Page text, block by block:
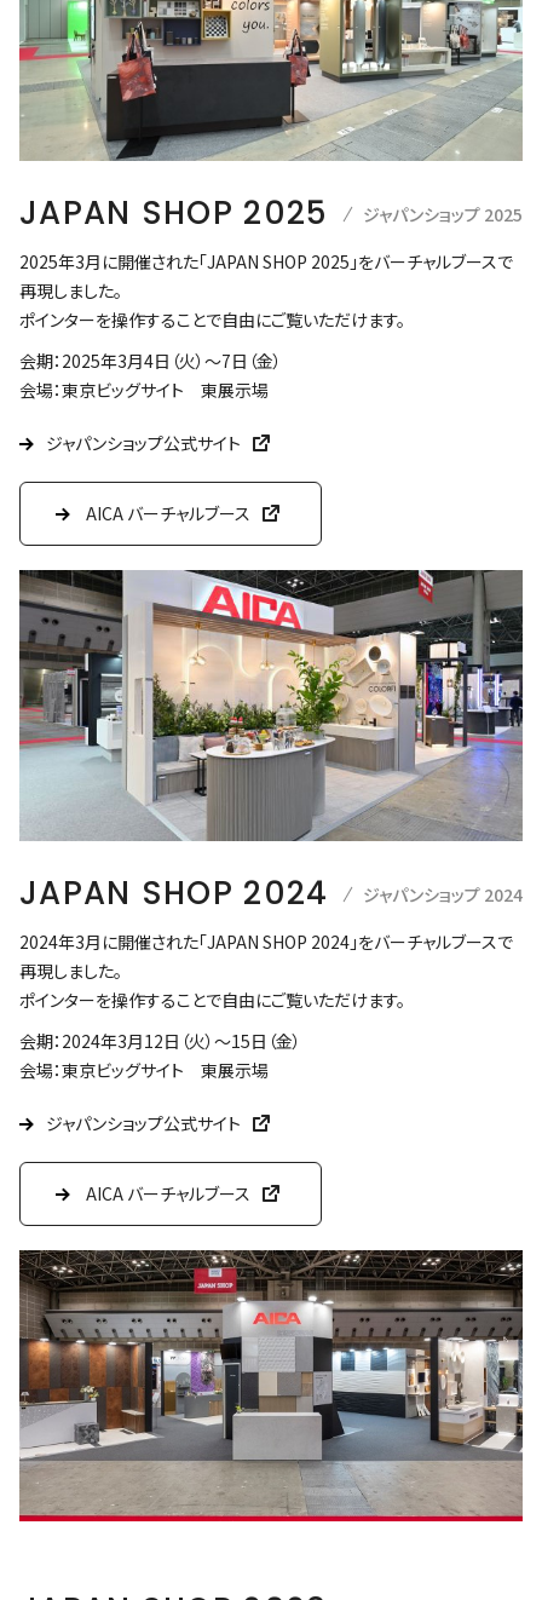
JAPAN SHOP 2025
ジャパンショップ 2025
2025年3月に開催された「JAPAN SHOP 2025」をバーチャルブースで
再現しました。
ポインターを操作することで自由にご覧いただけます。
会期：2025年3月4日（火）～7日（金）
会場：東京ビッグサイト 東展示場
ジャパンショップ公式サイト
AICA バーチャルブース
JAPAN SHOP 2024
ジャパンショップ 2024
2024年3月に開催された「JAPAN SHOP 2024」をバーチャルブースで
再現しました。
ポインターを操作することで自由にご覧いただけます。
会期：2024年3月12日（火）～15日（金）
会場：東京ビッグサイト 東展示場
ジャパンショップ公式サイト
AICA バーチャルブース